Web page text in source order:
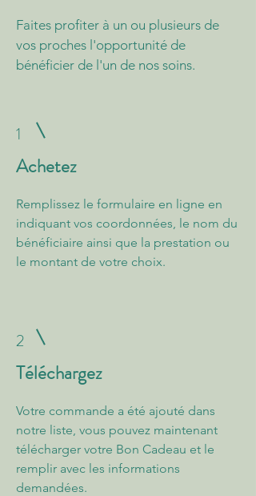
Faites profiter à un ou plusieurs de
vos proches l'opportunité de
bénéficier de l'un de nos soins.
1
Achetez
Remplissez le formulaire en ligne en
indiquant vos coordonnées, le nom du
bénéficiaire ainsi que la prestation ou
le montant de votre choix.
2
Téléchargez
Votre commande a été ajouté dans
notre liste, vous pouvez maintenant
télécharger votre Bon Cadeau et le
remplir avec les informations
demandées.